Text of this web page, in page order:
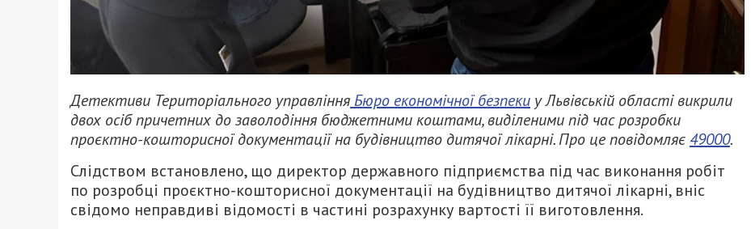
Детективи Територіального управління Бюро економічної безпеки у Львівській області викрили
двох осіб причетних до заволодіння бюджетними коштами, виділеними під час розробки
проєктно-кошторисної документації на будівництво дитячої лікарні. Про це повідомляє49000.
Слідством встановлено, що директор державного підприємства під час виконання робіт
по розробці проєктно-кошторисної документації на будівництво дитячої лікарні, вніс
свідомо неправдиві відомості в частині розрахунку вартості її виготовлення.